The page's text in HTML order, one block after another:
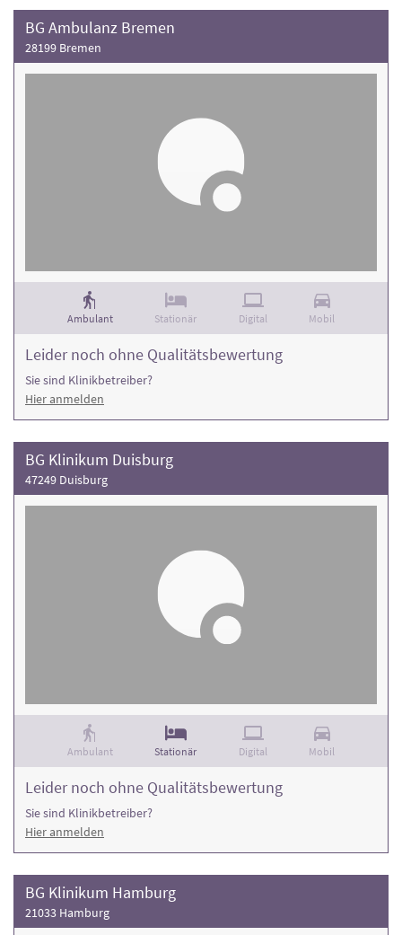
BG Ambulanz Bremen
28199 Bremen
Ambulant Stationär Digital Mobil
Leider noch ohne Qualitätsbewertung
Sie sind Klinikbetreiber?
Hier anmelden
BG Klinikum Duisburg
47249 Duisburg
Ambulant Stationär Digital Mobil
Leider noch ohne Qualitätsbewertung
Sie sind Klinikbetreiber?
Hier anmelden
BG Klinikum Hamburg
21033 Hamburg